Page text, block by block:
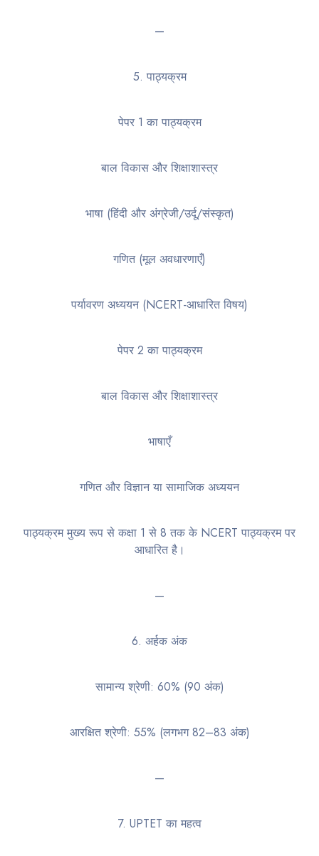
—
5. पाठ्यक्रम
पेपर 1 का पाठ्यक्रम
बाल विकास और शिक्षाशास्त्र
भाषा (हिंदी और अंग्रेजी/उर्दू/संस्कृत)
गणित (मूल अवधारणाएँ)
पर्यावरण अध्ययन (NCERT-आधारित विषय)
पेपर 2 का पाठ्यक्रम
बाल विकास और शिक्षाशास्त्र
भाषाएँ
गणित और विज्ञान या सामाजिक अध्ययन
पाठ्यक्रम मुख्य रूप से कक्षा 1 से 8 तक के NCERT पाठ्यक्रम पर
आधारित है।
—
6. अर्हक अंक
सामान्य श्रेणी: 60% (90 अंक)
आरक्षित श्रेणी: 55% (लगभग 82–83 अंक)
—
7. UPTET का महत्व